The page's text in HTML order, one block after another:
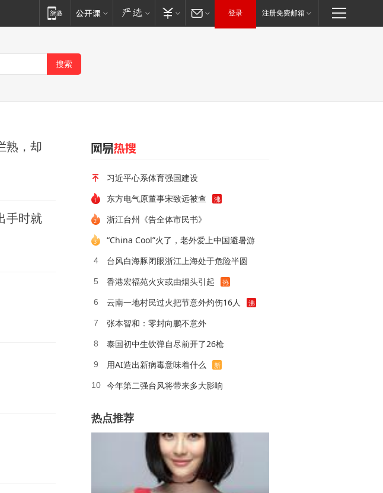
登录 注册免费邮箱
熟，却
手时就
习近平心系体育强国建设
东方电气原董事宋致远被查 沸
浙江台州《告全体市民书》
“China Cool”火了，老外爱上中国避暑游
4 台风白海豚闭眼浙江上海处于危险半圆
5 香港宏福苑火灾或由烟头引起 热
6 云南一地村民过火把节意外灼伤16人 沸
7 张本智和：零封向鹏不意外
8 泰国初中生饮弹自尽前开了26枪
9 用AI造出新病毒意味着什么 新
10 今年第二强台风将带来多大影响
热点推荐